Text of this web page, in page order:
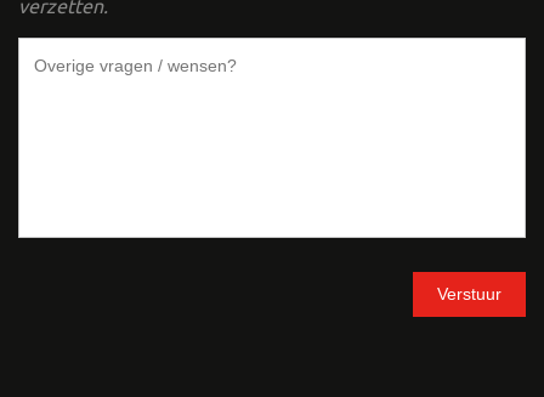
verzetten.